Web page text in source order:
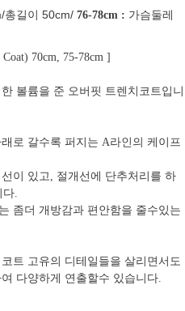
총길이 50cm/ 76-78cm : 가슴둘레
Coat) 70cm, 75-78cm ]
볼륨을 준 오버핏 트렌치코트입니
로 갈수록 퍼지는 A라인의 케이프
이 있고, 절개선에 단추처리를 하
다.
좀더 개방감과 편안함을 줄수있는
트 고유의 디테일들을 살리면서도
다양하게 연출할수 있습니다.